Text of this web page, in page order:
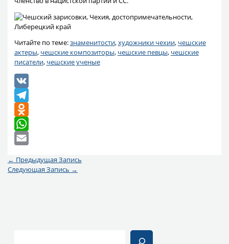
Читайте по теме:знаменитости,художники чехии, чешские
актеры, чешские композиторы, чешские певцы, чешские
писатели, чешские ученые
VK
Telegram
Odnoklassniki
WhatsApp
← Предыдущая Запись
Следующая Запись →